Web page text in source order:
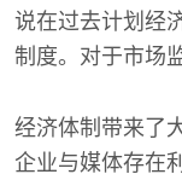
说在过去计划经
制度。对于市场
经济体制带来了
企业与媒体存在